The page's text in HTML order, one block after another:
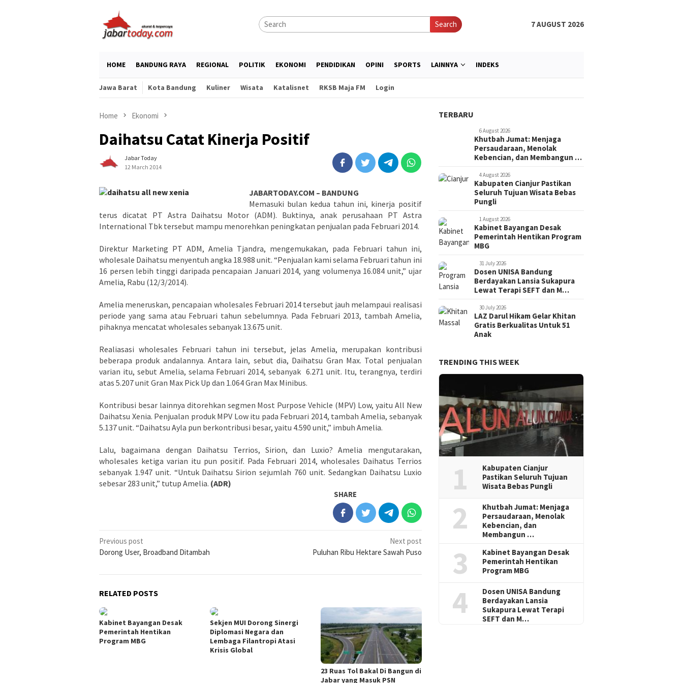
Search 7 AUGUST 2026
HOME BANDUNG RAYA REGIONAL POLITIK EKONOMI PENDIDIKAN OPINI SPORTS LAINNYA INDEKS
Jawa Barat Kota Bandung Kuliner Wisata Katalisnet RKSB Maja FM Login
Home Ekonomi
Daihatsu Catat Kinerja Positif
Jabar Today
12 March 2014
JABARTODAY.COM – BANDUNG
Memasuki bulan kedua tahun ini, kinerja positif
terus dicatat PT Astra Daihatsu Motor (ADM). Buktinya, anak perusahaan PT Astra
International Tbk tersebut mampu menorehkan peningkatan penjualan pada Februari 2014.
Direktur Marketing PT ADM, Amelia Tjandra, mengemukakan, pada Februari tahun ini,
wholesale Daihatsu menyentuh angka 18.988 unit. “Penjualan kami selama Februari tahun ini
16 persen lebih tinggi daripada pencapaian Januari 2014, yang volumenya 16.084 unit,” ujar
Amelia, Rabu (12/3/2014).
Amelia meneruskan, pencapaian wholesales Februari 2014 tersebut jauh melampaui realisasi
periode yang sama atau Februari tahun sebelumnya. Pada Februari 2013, tambah Amelia,
pihaknya mencatat wholesales sebanyak 13.675 unit.
Realiasasi wholesales Februari tahun ini tersebut, jelas Amelia, merupakan kontribusi
beberapa produk andalannya. Antara lain, sebut dia, Daihatsu Gran Max. Total penjualan
varian itu, sebut Amelia, selama Februari 2014, sebanyak 6.271 unit. Itu, terangnya, terdiri
atas 5.207 unit Gran Max Pick Up dan 1.064 Gran Max Minibus.
Kontribusi besar lainnya ditorehkan segmen Most Purpose Vehicle (MPV) Low, yaitu All New
Daihatsu Xenia. Penjualan produk MPV Low itu pada Februari 2014, tambah Amelia, sebanyak
5.137 unit. “Daihatsu Ayla pun berkontribusi besar, yaitu 4.590 unit,” imbuh Amelia.
Lalu, bagaimana dengan Daihatsu Terrios, Sirion, dan Luxio? Amelia mengutarakan,
wholesales ketiga varian itu pun positif. Pada Februari 2014, wholesales Daihatus Terrios
sebanyak 1.947 unit. “Untuk Daihatsu Sirion sejumlah 760 unit. Sedangkan Daihatsu Luxio
sebesar 283 unit,” tutup Amelia. (ADR)
SHARE
Post
navigation
Previous post
Dorong User, Broadband Ditambah
Next post
Puluhan Ribu Hektare Sawah Puso
RELATED POSTS
Kabinet Bayangan Desak
Pemerintah Hentikan
Program MBG
Sekjen MUI Dorong Sinergi
Diplomasi Negara dan
Lembaga Filantropi Atasi
Krisis Global
23 Ruas Tol Bakal Di Bangun di
Jabar yang Masuk PSN
TERBARU
6 August 2026
Khutbah Jumat: Menjaga
Persaudaraan, Menolak
Kebencian, dan Membangun …
4 August 2026
Kabupaten Cianjur Pastikan
Seluruh Tujuan Wisata Bebas
Pungli
1 August 2026
Kabinet Bayangan Desak
Pemerintah Hentikan Program
MBG
31 July 2026
Dosen UNISA Bandung
Berdayakan Lansia Sukapura
Lewat Terapi SEFT dan M…
30 July 2026
LAZ Darul Hikam Gelar Khitan
Gratis Berkualitas Untuk 51
Anak
TRENDING THIS WEEK
1
Kabupaten Cianjur
Pastikan Seluruh Tujuan
Wisata Bebas Pungli
2
Khutbah Jumat: Menjaga
Persaudaraan, Menolak
Kebencian, dan
Membangun …
3
Kabinet Bayangan Desak
Pemerintah Hentikan
Program MBG
4
Dosen UNISA Bandung
Berdayakan Lansia
Sukapura Lewat Terapi
SEFT dan M…